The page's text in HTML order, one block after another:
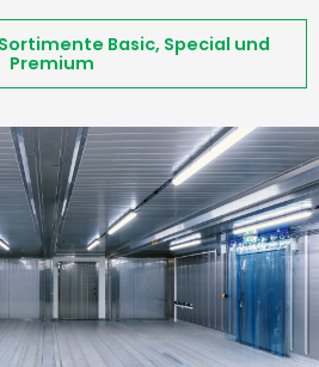
Basic, Special und
Premium